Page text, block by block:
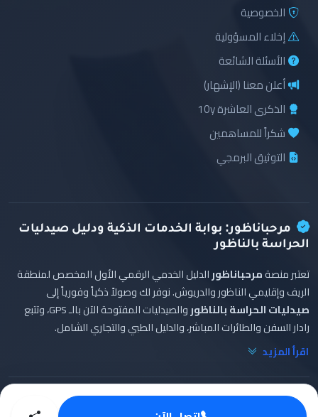
الخصوصية
إخلاء المسؤولية
الأسئلة الشائعة
أعلن معنا (الإشهار)
الذكرى العاشرة 10y
شكراً للمساهمين
التوثيق البرمجي
مرحباناظور: بوابة الخدمات الذكية ودليل صيدليات
الحراسة بالناظور
تعتبر منصةمرحباناظورالدليل الخدمي الرقمي الأول المخصص لمنطقة
الريف وإقليمي الناظور والدريوش. نوفر لك وصولاً ذكياً وفورياً إلى
صيدليات الحراسة بالناظور
والصيدليات المفتوحة الآن بالـ GPS، وتتبع
رادار السفن والطائرات المباشر، والدليل الطبي والتجاري الشامل.
اقرأ المزيد